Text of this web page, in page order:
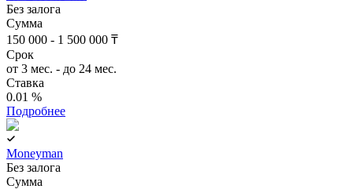
Без залога
Сумма
150 000 - 1 500 000 ₸
Срок
от 3 мес. - до 24 мес.
Ставка
0.01 %
Подробнее
Moneyman
Без залога
Сумма